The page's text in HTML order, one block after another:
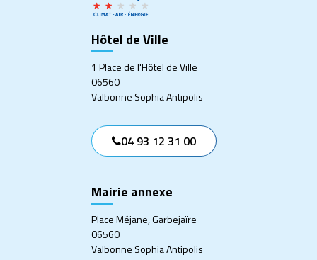
Hôtel de Ville
1 Place de l'Hôtel de Ville
06560
Valbonne Sophia Antipolis
04 93 12 31 00
Mairie annexe
Place Méjane, Garbejaïre
06560
Valbonne Sophia Antipolis